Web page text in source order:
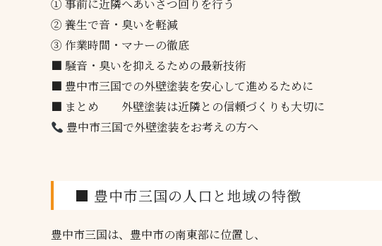
① 事前に近隣へあいさつ回りを行う
② 養生で音・臭いを軽減
③ 作業時間・マナーの徹底
■ 騒音・臭いを抑えるための最新技術
■ 豊中市三国での外壁塗装を安心して進めるために
■ まとめ 外壁塗装は近隣との信頼づくりも大切に
豊中市三国で外壁塗装をお考えの方へ
■ 豊中市三国の人口と地域の特徴
豊中市三国は、豊中市の南東部に位置し、